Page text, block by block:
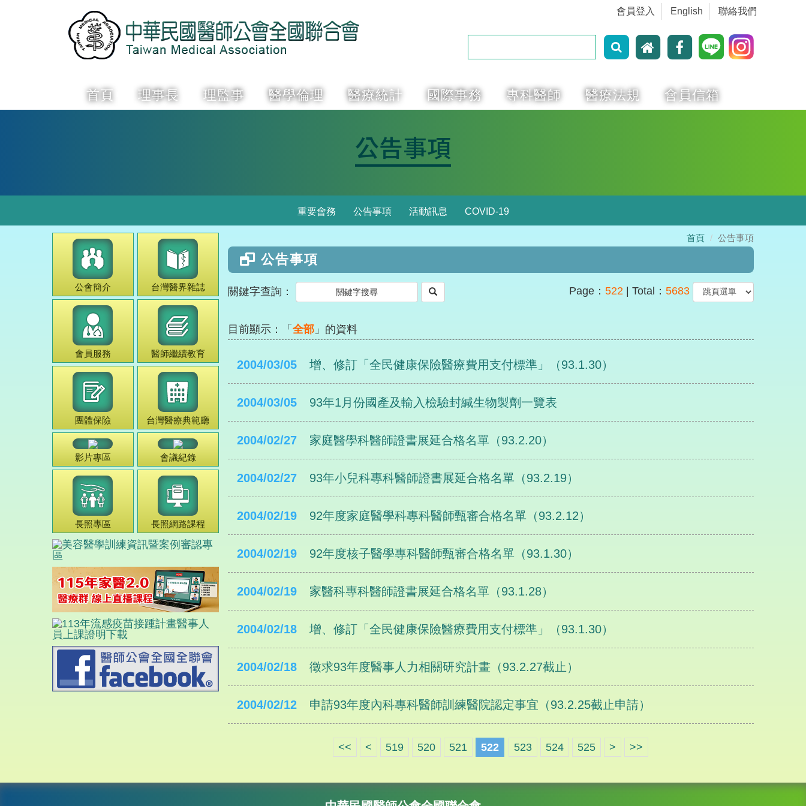
會員登入 English 聯絡我們
首頁 理事長 理監事 醫學倫理 醫療統計 國際事務 專科醫師 醫療法規 會員信箱
公告事項
重要會務 公告事項 活動訊息 COVID-19
公會簡介 台灣醫界雜誌
會員服務 醫師繼續教育
團體保險 台灣醫療典範廳
影片專區 會議紀錄
長照專區 長照網路課程
首頁 公告事項
公告事項
關鍵字查詢： Page： 522 | Total： 5683
目前顯示：「 全部」的資料
2004/03/05 增、修訂「全民健康保險醫療費用支付標準」（93.1.30）
2004/03/05 93年1月份國產及輸入檢驗封緘生物製劑一覽表
2004/02/27 家庭醫學科醫師證書展延合格名單（93.2.20）
2004/02/27 93年小兒科專科醫師證書展延合格名單（93.2.19）
2004/02/19 92年度家庭醫學科專科醫師甄審合格名單（93.2.12）
2004/02/19 92年度核子醫學專科醫師甄審合格名單（93.1.30）
2004/02/19 家醫科專科醫師證書展延合格名單（93.1.28）
2004/02/18 增、修訂「全民健康保險醫療費用支付標準」（93.1.30）
2004/02/18 徵求93年度醫事人力相關研究計畫（93.2.27截止）
2004/02/12 申請93年度內科專科醫師訓練醫院認定事宜（93.2.25截止申請）
<< < 519 520 521 522 523 524 525 > >>